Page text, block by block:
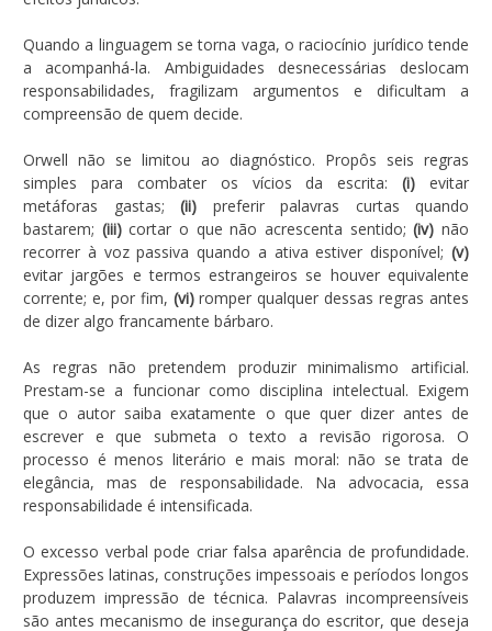
Quando a linguagem se torna vaga, o raciocínio jurídico tende
a acompanhá-la. Ambiguidades desnecessárias deslocam
responsabilidades, fragilizam argumentos e dificultam a
compreensão de quem decide.
Orwell não se limitou ao diagnóstico. Propôs seis regras
simples para combater os vícios da escrita:(i) evitar
metáforas gastas; (ii) preferir palavras curtas quando
bastarem; (iii)cortar o que não acrescenta sentido;(iv) não
recorrer à voz passiva quando a ativa estiver disponível; (v)
evitar jargões e termos estrangeiros se houver equivalente
corrente; e, por fim, (vi)romper qualquer dessas regras antes
de dizer algo francamente bárbaro.
As regras não pretendem produzir minimalismo artificial.
Prestam-se a funcionar como disciplina intelectual. Exigem
que o autor saiba exatamente o que quer dizer antes de
escrever e que submeta o texto a revisão rigorosa. O
processo é menos literário e mais moral: não se trata de
elegância, mas de responsabilidade. Na advocacia, essa
responsabilidade é intensificada.
O excesso verbal pode criar falsa aparência de profundidade.
Expressões latinas, construções impessoais e períodos longos
produzem impressão de técnica. Palavras incompreensíveis
são antes mecanismo de insegurança do escritor, que deseja